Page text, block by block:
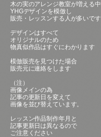
木の実のアレンジ教室が増える中
YHGデザインを模倣し
販売・レッスンする人が多いです
デザインはすべて
オリジナルのため
物真似作品はすぐにわかります
模倣販売を見つけた場合
販売元に連絡をします
（注）
画像メインの為
記事の更新日を変えて
画像を並び替えています。
レッスン作品制作年月と
記事更新日は異なるので
ご注意ください